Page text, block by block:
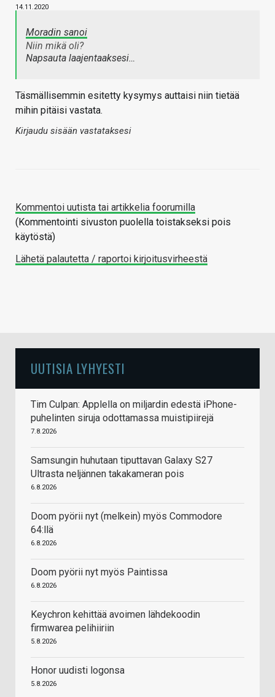
14.11.2020
Moradin sanoi
Niin mikä oli?
Napsauta laajentaaksesi…
Täsmällisemmin esitetty kysymys auttaisi niin tietää
mihin pitäisi vastata.
Kirjaudu sisään vastataksesi
Kommentoi uutista tai artikkelia foorumilla
(Kommentointi sivuston puolella toistakseksi pois
käytöstä)
Lähetä palautetta / raportoi kirjoitusvirheestä
UUTISIA LYHYESTI
Tim Culpan: Applella on miljardin edestä iPhone-
puhelinten siruja odottamassa muistipiirejä
7.8.2026
Samsungin huhutaan tiputtavan Galaxy S27
Ultrasta neljännen takakameran pois
6.8.2026
Doom pyörii nyt (melkein) myös Commodore
64:llä
6.8.2026
Doom pyörii nyt myös Paintissa
6.8.2026
Keychron kehittää avoimen lähdekoodin
firmwarea pelihiiriin
5.8.2026
Honor uudisti logonsa
5.8.2026